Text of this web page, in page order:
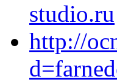
studio.ru
http://